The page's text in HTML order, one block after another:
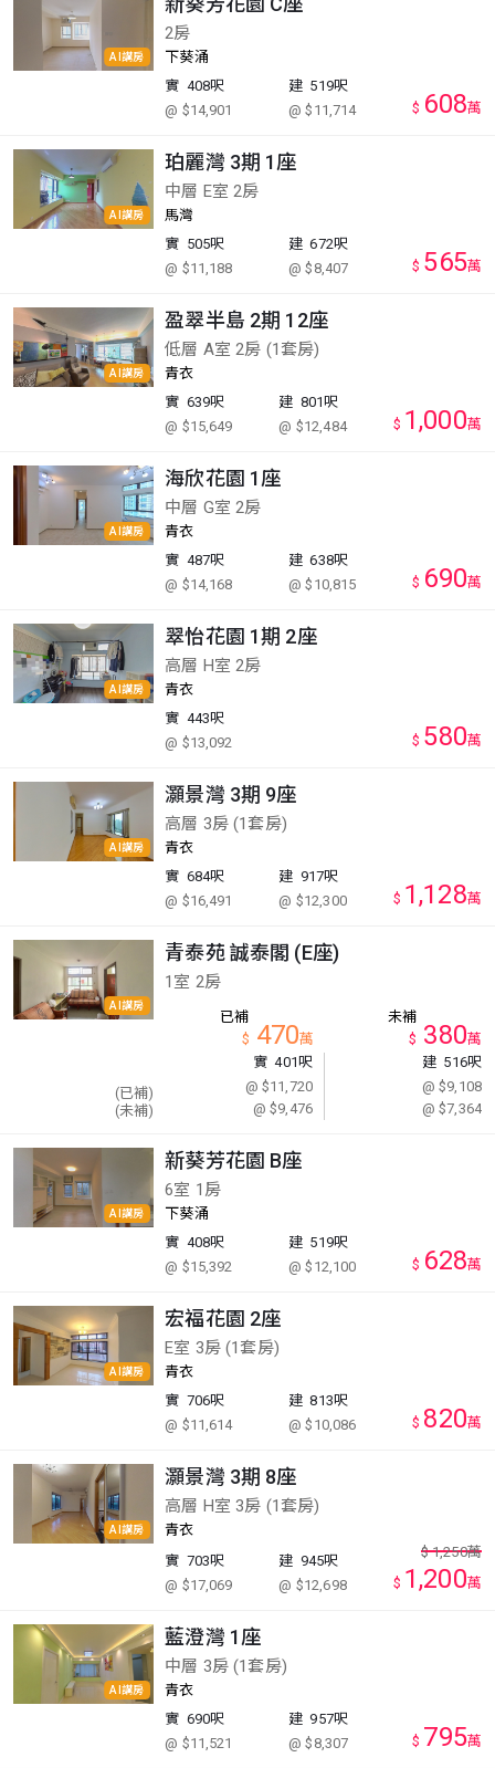
AI講房
2房
下葵涌
實 408呎
@ $14,901
建 519呎
@ $11,714
$ 608萬
AI講房
珀麗灣 3期 1座
中層 E室 2房
馬灣
實 505呎
@ $11,188
建 672呎
@ $8,407
$ 565萬
AI講房
盈翠半島 2期 12座
低層 A室 2房 (1套房)
青衣
實 639呎
@ $15,649
建 801呎
@ $12,484
$ 1,000萬
AI講房
海欣花園 1座
中層 G室 2房
青衣
實 487呎
@ $14,168
建 638呎
@ $10,815
$ 690萬
AI講房
翠怡花園 1期 2座
高層 H室 2房
青衣
實 443呎
@ $13,092
$ 580萬
AI講房
灝景灣 3期 9座
高層 3房 (1套房)
青衣
實 684呎
@ $16,491
建 917呎
@ $12,300
$ 1,128萬
AI講房
(已補)
(未補)
青泰苑 誠泰閣 (E座)
1室 2房
實 401呎
@ $11,720
@ $9,476
建 516呎
@ $9,108
@ $7,364
已補
$ 470萬
未補
$ 380萬
AI講房
新葵芳花園 B座
6室 1房
下葵涌
實 408呎
@ $15,392
建 519呎
@ $12,100
$ 628萬
AI講房
宏福花園 2座
E室 3房 (1套房)
青衣
實 706呎
@ $11,614
建 813呎
@ $10,086
$ 820萬
AI講房
灝景灣 3期 8座
高層 H室 3房 (1套房)
青衣
實 703呎
@ $17,069
建 945呎
@ $12,698
$ 1,250萬
$ 1,200萬
AI講房
藍澄灣 1座
中層 3房 (1套房)
青衣
實 690呎
@ $11,521
建 957呎
@ $8,307
$ 795萬